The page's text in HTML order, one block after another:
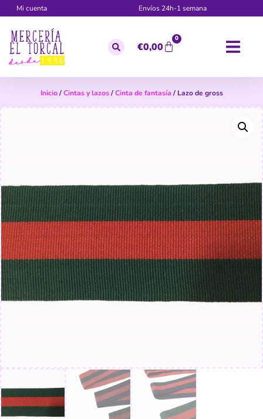
Mi cuenta Envíos 24h-1 semana
€0,00
0
Inicio/Cintas y lazos/Cinta de fantasía / Lazo de gross